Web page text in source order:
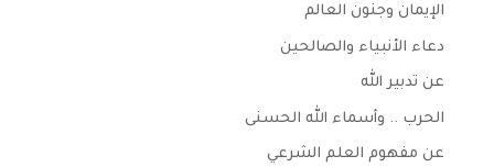
الإيمان وجنون العالم
دعاء الأنبياء والصالحين
عن تدبير الله
الحرب .. وأسماء الله الحسنى
عن مفهوم العلم الشرعي